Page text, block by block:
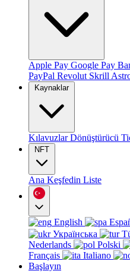
Apple Pay Google Pay
PayPal Revolut Skrill
Kaynaklar
KılavuzlarDönüştürücü
NFT
Ana Keşfedin Liste
English
Українська
Nederlands
Polski
Français
Italiano
Başlayın